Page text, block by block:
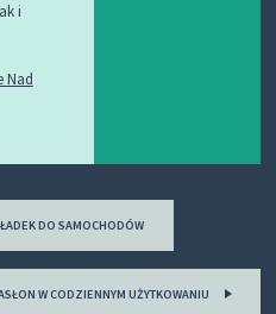
i
Nad
DO SAMOCHODÓW
W CODZIENNYM UŻYTKOWANIU